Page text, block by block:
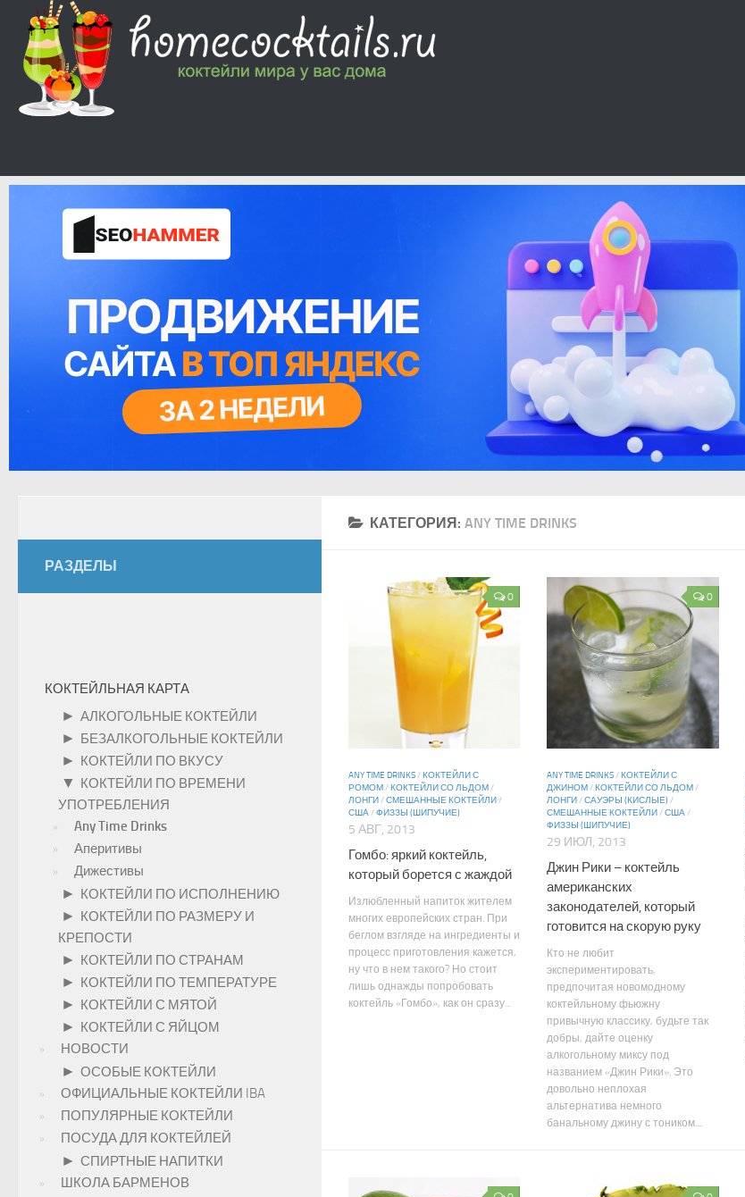
КАТЕГОРИЯ: ANY TIME DRINKS
0
ANY TIME DRINKS/КОКТЕЙЛИ С
РОМОМ/КОКТЕЙЛИ СО ЛЬДОМ/
ЛОНГИ/СМЕШАННЫЕ КОКТЕЙЛИ/
США/ФИЗЗЫ (ШИПУЧИЕ)
5 АВГ, 2013
Гомбо: яркий коктейль,
который борется с жаждой
Излюбленный напиток жителем
многих европейских стран. При
беглом взгляде на ингредиенты и
процесс приготовления кажется,
ну что в нем такого? Но стоит
лишь однажды попробовать
коктейль «Гомбо», как он сразу...
0
ANY TIME DRINKS/КОКТЕЙЛИ С
ДЖИНОМ/КОКТЕЙЛИ СО ЛЬДОМ/
ЛОНГИ/САУЭРЫ (КИСЛЫЕ) /
СМЕШАННЫЕ КОКТЕЙЛИ/США/
ФИЗЗЫ (ШИПУЧИЕ)
29 ИЮЛ, 2013
Джин Рики – коктейль
американских
законодателей, который
готовится на скорую руку
Кто не любит
экспериментировать,
предпочитая новомодному
коктейльному фьюжну
привычную классику, будьте так
добры, дайте оценку
алкогольному миксу под
названием «Джин Рики». Это
довольно неплохая
альтернатива немного
банальному джину с тоником....
РАЗДЕЛЫ
КОКТЕЙЛЬНАЯ КАРТА
► АЛКОГОЛЬНЫЕ КОКТЕЙЛИ
► БЕЗАЛКОГОЛЬНЫЕ КОКТЕЙЛИ
► КОКТЕЙЛИ ПО ВКУСУ
▼ КОКТЕЙЛИ ПО ВРЕМЕНИ
УПОТРЕБЛЕНИЯ
Any Time Drinks
Аперитивы
Дижестивы
► КОКТЕЙЛИ ПО ИСПОЛНЕНИЮ
► КОКТЕЙЛИ ПО РАЗМЕРУ И
КРЕПОСТИ
► КОКТЕЙЛИ ПО СТРАНАМ
► КОКТЕЙЛИ ПО ТЕМПЕРАТУРЕ
► КОКТЕЙЛИ С МЯТОЙ
► КОКТЕЙЛИ С ЯЙЦОМ
НОВОСТИ
► ОСОБЫЕ КОКТЕЙЛИ
ОФИЦИАЛЬНЫЕ КОКТЕЙЛИ IBA
ПОПУЛЯРНЫЕ КОКТЕЙЛИ
ПОСУДА ДЛЯ КОКТЕЙЛЕЙ
► СПИРТНЫЕ НАПИТКИ
ШКОЛА БАРМЕНОВ